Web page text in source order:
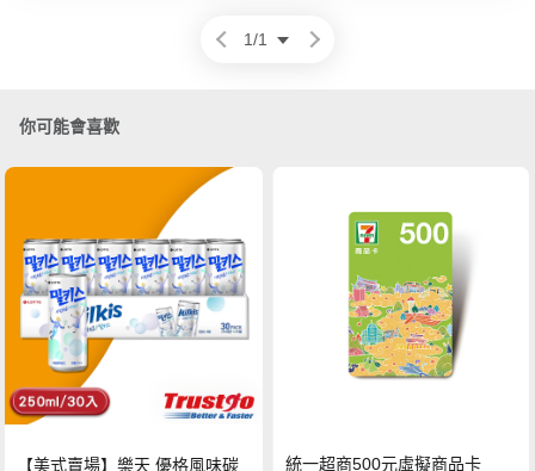
1/1
你可能會喜歡
【美式賣場】樂天 優格風味碳
統一超商500元虛擬商品卡